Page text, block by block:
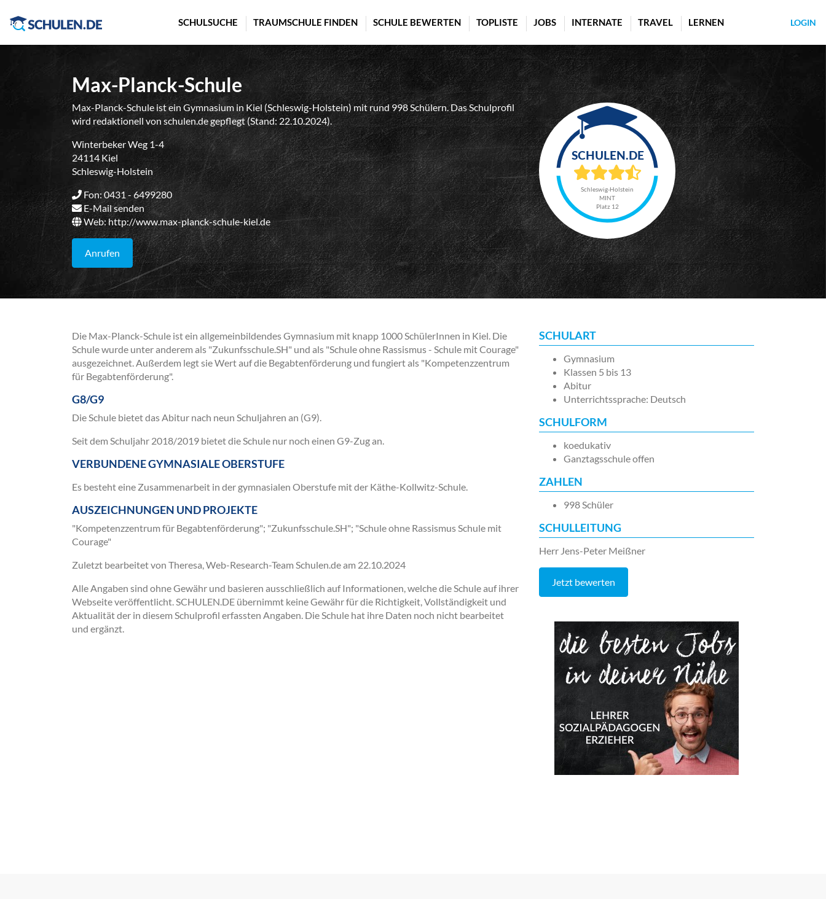
SCHULSUCHE TRAUMSCHULE FINDEN SCHULE BEWERTEN TOPLISTE JOBS INTERNATE TRAVEL LERNEN LOGIN
Max-Planck-Schule
Max-Planck-Schule ist ein Gymnasium in Kiel (Schleswig-Holstein) mit rund 998 Schülern. Das Schulprofil
wird redaktionell von schulen.de gepflegt (Stand: 22.10.2024).
Winterbeker Weg 1-4
24114 Kiel
Schleswig-Holstein
Fon: 0431 - 6499280
E-Mail senden
Web:http://www.max-planck-schule-kiel.de
Anrufen
Schleswig-Holstein
MINT
Platz 12
Die Max-Planck-Schule ist ein allgemeinbildendes Gymnasium mit knapp 1000 SchülerInnen in Kiel. Die
Schule wurde unter anderem als "Zukunfsschule.SH" und als "Schule ohne Rassismus - Schule mit Courage"
ausgezeichnet. Außerdem legt sie Wert auf die Begabtenförderung und fungiert als "Kom­petenzzentrum
für Begabtenförderung".
G8/G9
Die Schule bietet das Abitur nach neun Schuljahren an (G9).
Seit dem Schuljahr 2018/2019 bietet die Schule nur noch einen G9-Zug an.
VERBUNDENE GYMNASIALE OBERSTUFE
Es besteht eine Zusammenarbeit in der gymnasialen Oberstufe mit der Käthe-Kollwitz-Schule.
AUSZEICHNUNGEN UND PROJEKTE
"Kom­petenzzentrum für Begabtenförderung"; "Zukunfsschule.SH"; "Schule ohne Rassismus Schule mit
Courage"
Zuletzt bearbeitet von Theresa, Web-Research-Team Schulen.de am 22.10.2024
Alle Angaben sind ohne Gewähr und basieren ausschließlich auf Informationen, welche die Schule auf ihrer
Webseite veröffentlicht. SCHULEN.DE übernimmt keine Gewähr für die Richtigkeit, Vollständigkeit und
Aktualität der in diesem Schulprofil erfassten Angaben. Die Schule hat ihre Daten noch nicht bearbeitet
und ergänzt.
SCHULART
Gymnasium
Klassen 5 bis 13
Abitur
Unterrichtssprache: Deutsch
SCHULFORM
koedukativ
Ganztagsschule offen
ZAHLEN
998 Schüler
SCHULLEITUNG
Herr Jens-Peter Meißner
Jetzt bewerten